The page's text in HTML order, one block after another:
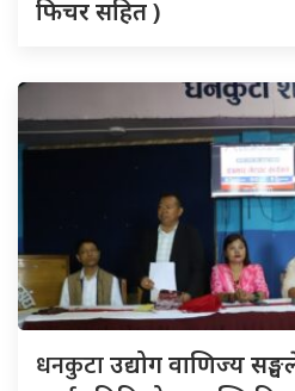
फिचर सहित )
धनकुटाउद्योग वाणिज्य